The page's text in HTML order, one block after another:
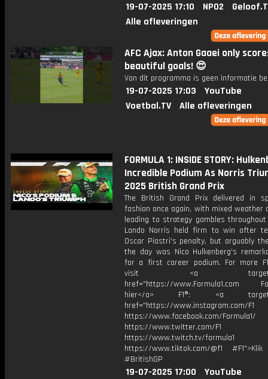
19-07-2025 17:10 NPO2
Alle afleveringen
AFC Ajax: Anton Gaaei only
beautiful goals! 😍
Van dit programma is geen informatie
19-07-2025 17:03
YouTube
Voetbal.TV
Alle afleveringen
FORMULA 1: INSIDE STORY:
Incredible Podium As Norris
2025 British Grand Prix
The British Grand Prix delivered in
fashion once again, with mixed weather
leading to strategy gambles
Lando Norris held firm to win after
Oscar Piastri's penalty, but arguably
the day was Nico Hulkenberg's
for a first career podium. For more
visit <a
href="https://www.Formula1.com
hier</a> F1®: <a
href="https://www.instagram.com/F1
https://www.facebook.com/Formula1/
https://www.twitter.com/F1
https://www.twitch.tv/formula1
https://www.tiktok.com/@f1
#BritishGP
19-07-2025 17:00
YouTube